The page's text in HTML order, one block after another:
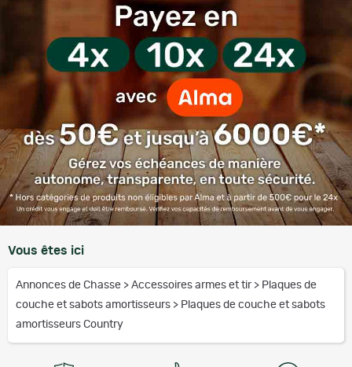
Vous êtes ici
Annonces de Chasse > Accessoires armes et tir > Plaques de
couche et sabots amortisseurs > Plaques de couche et sabots
amortisseurs Country